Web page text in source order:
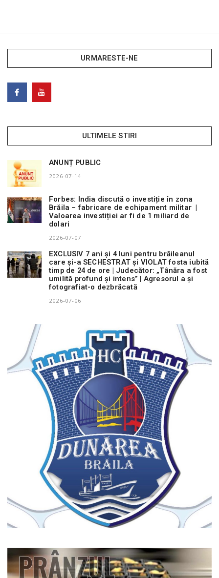
URMARESTE-NE
ULTIMELE STIRI
ANUNȚ PUBLIC
2026-07-14
Forbes: India discută o investiție în zona
Brăila – fabricare de echipament militar |
Valoarea investiției ar fi de 1 miliard de
dolari
2026-07-07
EXCLUSIV 7 ani și 4 luni pentru brăileanul
care și-a SECHESTRAT și VIOLAT fosta iubită
timp de 24 de ore | Judecător: „Tânăra a fost
umilită profund și intens” | Agresorul a și
fotografiat-o dezbrăcată
2026-07-06